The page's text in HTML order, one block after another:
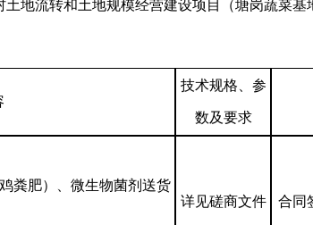
地流转和土地规模经营建设项目（塘岗蔬菜基
技术规格、参
数及要求
粪肥）、微生物菌剂送货
详见磋商文件 合同